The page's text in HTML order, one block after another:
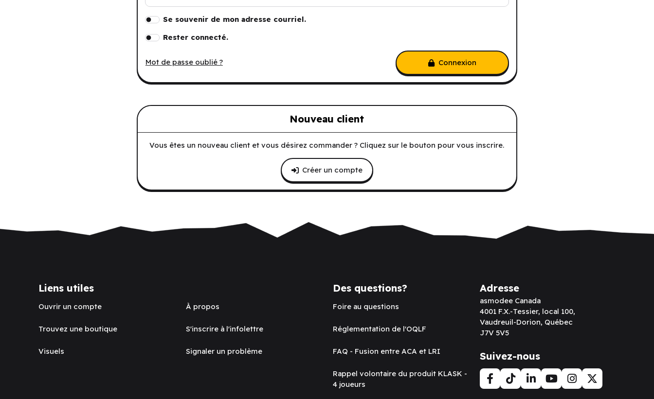
Se souvenir de mon adresse courriel.
Rester connecté.
Mot de passe oublié ? Connexion
Nouveau client
Vous êtes un nouveau client et vous désirez commander ? Cliquez sur le bouton pour vous inscrire.
Créer un compte
Liens utiles
Ouvrir un compte
Trouvez une boutique
Visuels
À propos
S'inscrire à l'infolettre
Signaler un problème
Des questions?
Foire au questions
Réglementation de l'OQLF
FAQ - Fusion entre ACA et LRI
Rappel volontaire du produit KLASK -
4 joueurs
Adresse
asmodee Canada
4001 F.X.-Tessier, local 100,
Vaudreuil-Dorion, Québec
J7V 5V5
Suivez-nous